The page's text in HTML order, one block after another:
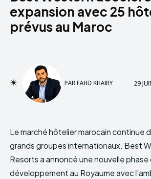
expansion avec 25
prévus au Maroc
PARFAHD KHAIRY 29
Le marché hôtelier marocain continue
grands groupes internationaux. Best
Resorts a annoncé une nouvelle phase
développement au Royaume avec